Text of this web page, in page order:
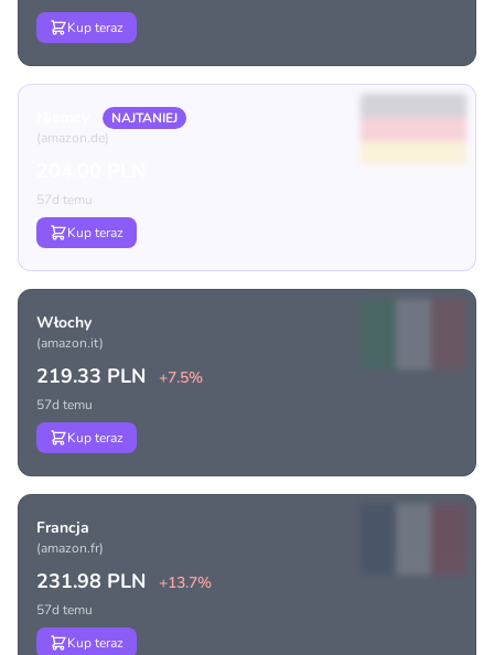
Kup teraz
NAJTANIEJ
(amazon.de)
57d temu
Kup teraz
Włochy
(amazon.it)
219.33 PLN +7.5%
57d temu
Kup teraz
Francja
(amazon.fr)
231.98 PLN +13.7%
57d temu
Kup teraz